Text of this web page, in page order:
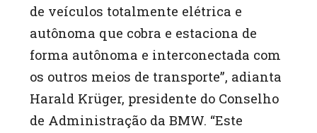
de veículos totalmente elétrica e
autônoma que cobra e estaciona de
forma autônoma e interconectada com
os outros meios de transporte”, adianta
Harald Krüger, presidente do Conselho
de Administração da BMW. “Este